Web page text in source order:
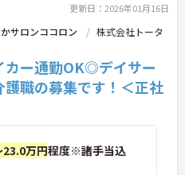
更新日：2026年01月16日
サロンココロン
株式会社トータ
カー通勤OK◎デイサー
職の募集です！＜正社
万円程度※諸手当込